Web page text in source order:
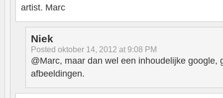
artist. Marc
Niek
Posted oktober 14, 2012 at 9:08 PM
@Marc, maar dan wel een inhoudelijke google,
afbeeldingen.